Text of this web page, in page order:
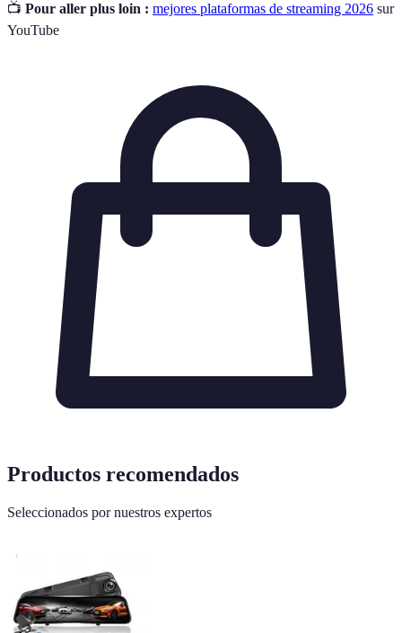
📺 Pour aller plus loin : mejores plataformas de streaming 2026 sur
YouTube
Productos recomendados
Seleccionados por nuestros expertos